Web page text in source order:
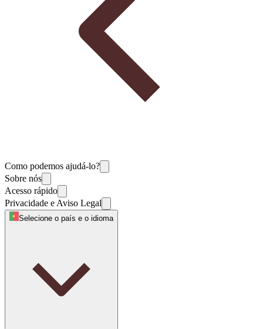
Como podemos ajudá-lo?
Sobre nós
Acesso rápido
Privacidade e Aviso Legal
Selecione o país e o idioma